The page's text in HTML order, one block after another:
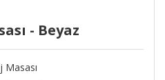
- Beyaz
Masası